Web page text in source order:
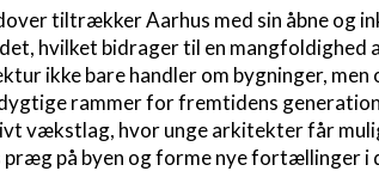
tiltrækker Aarhus med sin åbne og
hvilket bidrager til en mangfoldighed
ikke bare handler om bygninger,
rammer for fremtidens
vækstlag, hvor unge arkitekter får
præg på byen og forme nye fortællinger i